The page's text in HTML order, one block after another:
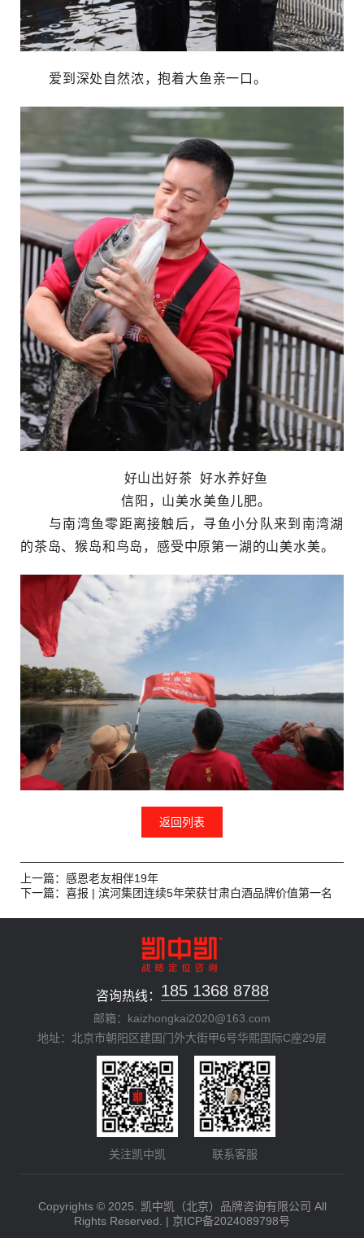
爱到深处自然浓，抱着大鱼亲一口。
好山出好茶 好水养好鱼
信阳，山美水美鱼儿肥。
与南湾鱼零距离接触后，寻鱼小分队来到南湾湖
的茶岛、猴岛和鸟岛，感受中原第一湖的山美水美。
返回列表
上一篇：感恩老友相伴19年
下一篇：喜报 | 滨河集团连续5年荣获甘肃白酒品牌价值第一名
咨询热线： 185 1368 8788
邮箱：kaizhongkai2020@163.com
地址：北京市朝阳区建国门外大街甲6号华熙国际C座29层
关注凯中凯 联系客服
Copyrights © 2025. 凯中凯（北京）品牌咨询有限公司 All
Rights Reserved. | 京ICP备2024089798号